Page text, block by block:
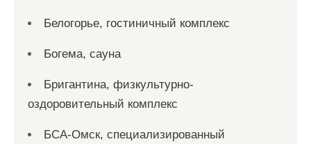
Белогорье, гостиничный комплекс
Богема, сауна
Бригантина, физкультурно-
оздоровительный комплекс
БСА-Омск, специализированный